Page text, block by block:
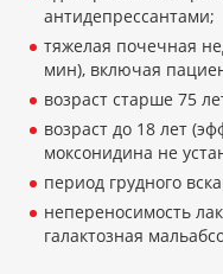
антидепрессантами;
тяжелая почечная
мин), включая
возраст старше 75
возраст до 18 лет
моксонидина не
период грудного
непереносимость
галактозная